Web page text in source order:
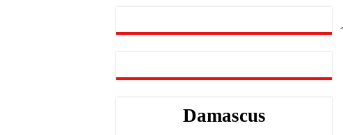
Damascus